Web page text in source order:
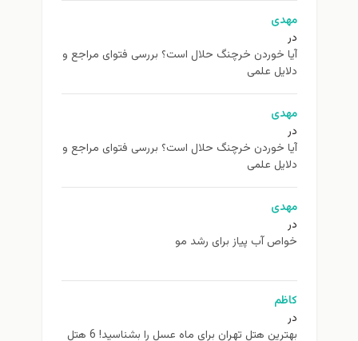
مهدی
در
آیا خوردن خرچنگ حلال است؟ بررسی فتوای مراجع و
دلایل علمی
مهدی
در
آیا خوردن خرچنگ حلال است؟ بررسی فتوای مراجع و
دلایل علمی
مهدی
در
خواص آب پیاز برای رشد مو
کاظم
در
بهترین هتل تهران برای ماه عسل را بشناسید! 6 هتل